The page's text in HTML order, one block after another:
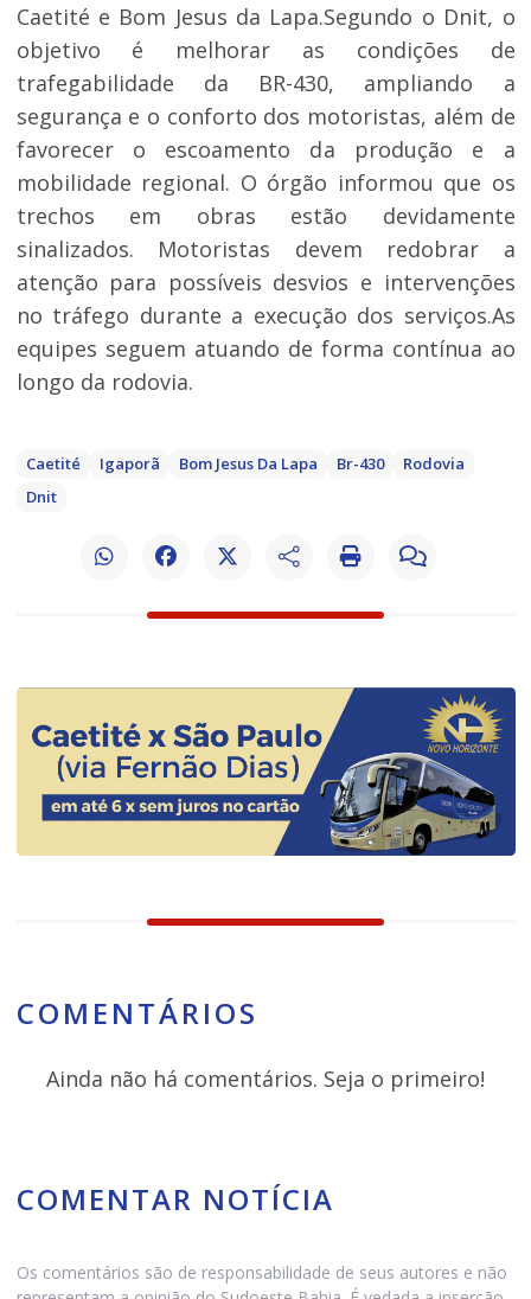
Caetité e Bom Jesus da Lapa.Segundo o Dnit, o
objetivo é melhorar as condições de
trafegabilidade da BR-430, ampliando a
segurança e o conforto dos motoristas, além de
favorecer o escoamento da produção e a
mobilidade regional. O órgão informou que os
trechos em obras estão devidamente
sinalizados. Motoristas devem redobrar a
atenção para possíveis desvios e intervenções
no tráfego durante a execução dos serviços.As
equipes seguem atuando de forma contínua ao
longo da rodovia.
Caetité Igaporã Bom Jesus Da Lapa Br-430
Rodovia
Dnit
COMENTÁRIOS
Ainda não há comentários. Seja o primeiro!
COMENTAR NOTÍCIA
Os comentários são de responsabilidade de seus autores e não